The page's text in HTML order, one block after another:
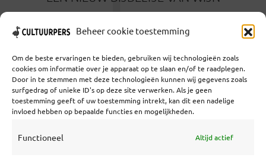
Beheer cookie toestemming
Om de beste ervaringen te bieden, gebruiken wij technologieën zoals
cookies om informatie over je apparaat op te slaan en/of te raadplegen.
Door in te stemmen met deze technologieën kunnen wij gegevens zoals
surfgedrag of unieke ID's op deze site verwerken. Als je geen
toestemming geeft of uw toestemming intrekt, kan dit een nadelige
invloed hebben op bepaalde functies en mogelijkheden.
Functioneel Altijd actief
Coöperatief Cultureel Persbureau U.A. | Salzburg 29 |
3524KS Utrecht | KvK: 55573592 |Btw: